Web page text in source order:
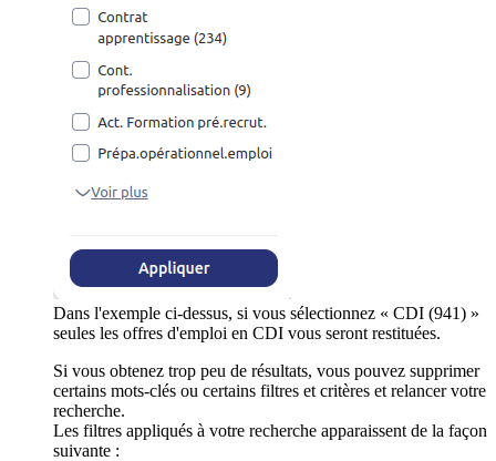
Dans l'exemple ci-dessus, si vous sélectionnez « CDI (941) »
seules les offres d'emploi en CDI vous seront restituées.
Si vous obtenez trop peu de résultats, vous pouvez supprimer
certains mots-clés ou certains filtres et critères et relancer votre
recherche.
Les filtres appliqués à votre recherche apparaissent de la façon
suivante :